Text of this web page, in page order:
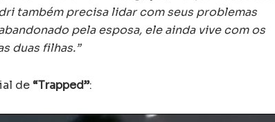
também precisa lidar com seus problemas
pela esposa, ele ainda vive com os
duas filhas.”
de “Trapped”: